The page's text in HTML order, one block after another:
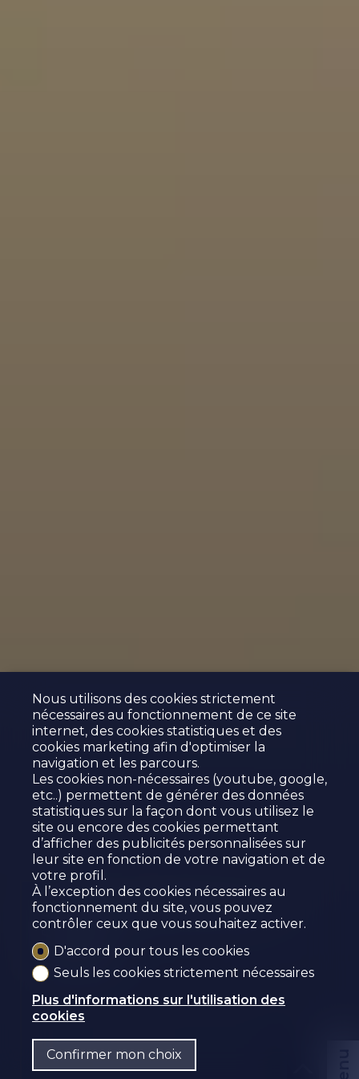
SPACIEUX BUREAUX À
SIERRE
Sierre
Nous utilisons des cookies strictement
nécessaires au fonctionnement de ce site
internet, des cookies statistiques et des
cookies marketing afin d'optimiser la
navigation et les parcours.
Les cookies non-nécessaires (youtube, google,
etc..) permettent de générer des données
statistiques sur la façon dont vous utilisez le
site ou encore des cookies permettant
d’afficher des publicités personnalisées sur
leur site en fonction de votre navigation et de
votre profil.
À l’exception des cookies nécessaires au
fonctionnement du site, vous pouvez
contrôler ceux que vous souhaitez activer.
D'accord pour tous les cookies
Seuls les cookies strictement nécessaires
Plus d'informations sur l'utilisation des
cookies
Confirmer mon choix